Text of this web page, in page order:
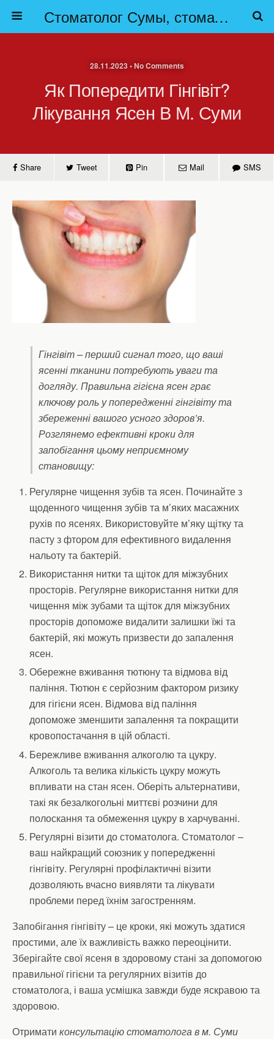
Стоматолог Сумы, стоматологические клиники Сумы, детская стоматология в Сумах. | Частная стоматология Сумы
28.11.2023 • No Comments
Як Попередити Гінгівіт?
Лікування Ясен В М. Суми
Share Tweet Pin Mail SMS
Гінгівіт – перший сигнал того, що ваші
ясенні тканини потребують уваги та
догляду. Правильна гігієна ясен грає
ключову роль у попередженні гінгівіту та
збереженні вашого усного здоров’я.
Розглянемо ефективні кроки для
запобігання цьому неприємному
становищу:
Регулярне чищення зубів та ясен. Починайте з
щоденного чищення зубів та м’яких масажних
рухів по ясенях. Використовуйте м’яку щітку та
пасту з фтором для ефективного видалення
нальоту та бактерій.
Використання нитки та щіток для міжзубних
просторів. Регулярне використання нитки для
чищення між зубами та щіток для міжзубних
просторів допоможе видалити залишки їжі та
бактерій, які можуть призвести до запалення
ясен.
Обережне вживання тютюну та відмова від
паління. Тютюн є серйозним фактором ризику
для гігієни ясен. Відмова від паління
допоможе зменшити запалення та покращити
кровопостачання в цій області.
Бережливе вживання алкоголю та цукру.
Алкоголь та велика кількість цукру можуть
впливати на стан ясен. Оберіть альтернативи,
такі як безалкогольні миттєві розчини для
полоскання та обмеження цукру в харчуванні.
Регулярні візити до стоматолога. Стоматолог –
ваш найкращий союзник у попередженні
гінгівіту. Регулярні профілактичні візити
дозволяють вчасно виявляти та лікувати
проблеми перед їхнім загостренням.
Запобігання гінгівіту – це кроки, які можуть здатися
простими, але їх важливість важко переоцінити.
Зберігайте свої ясеня в здоровому стані за допомогою
правильної гігієни та регулярних візитів до
стоматолога, і ваша усмішка завжди буде яскравою та
здоровою.
Отримати консультацію стоматолога в м. Суми